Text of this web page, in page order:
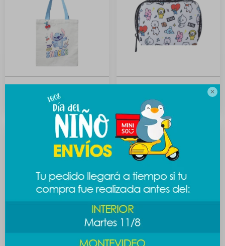

289
Cartera de hombro - blanco Cartera puffy - blanco